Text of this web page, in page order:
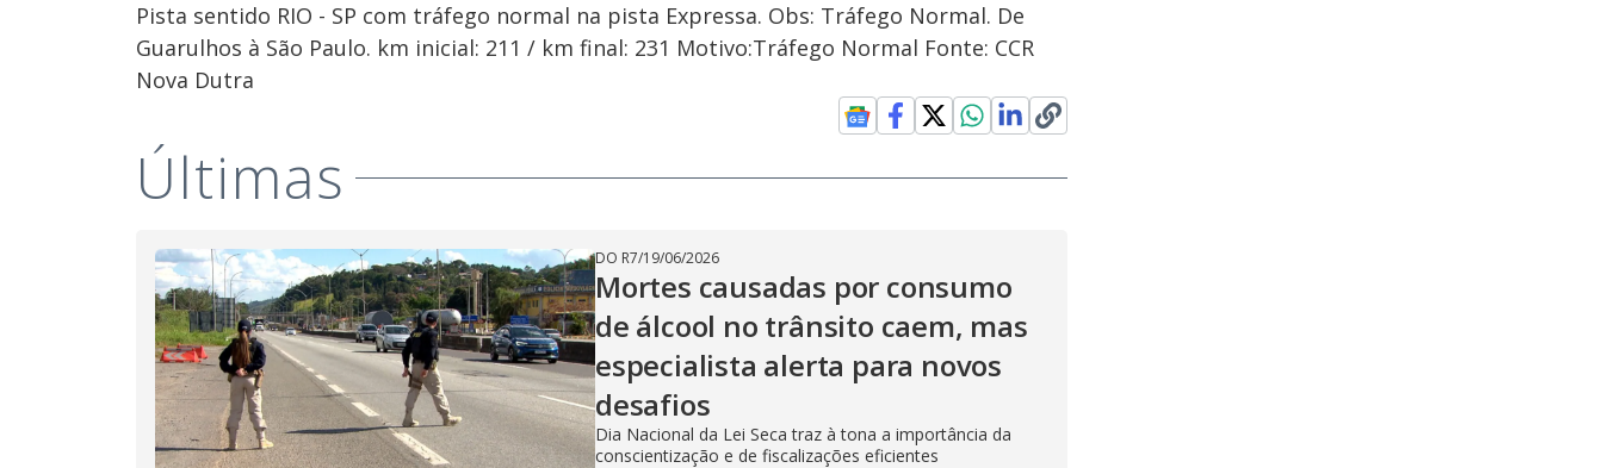
Pista sentido RIO - SP com tráfego normal na pista Expressa. Obs: Tráfego Normal. De
Guarulhos à São Paulo. km inicial: 211 / km final: 231 Motivo:Tráfego Normal Fonte: CCR
Nova Dutra
Últimas
DO R7/19/06/2026
Mortes causadas por consumo
de álcool no trânsito caem, mas
especialista alerta para novos
desafios
Dia Nacional da Lei Seca traz à tona a importância da
conscientização e de fiscalizações eficientes